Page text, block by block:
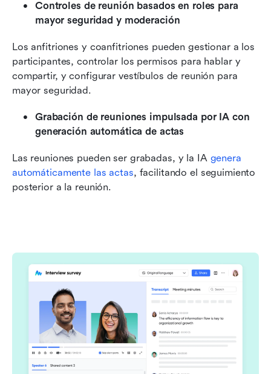
Controles de reunión basados en roles para
mayor seguridad y moderación
Los anfitriones y coanfitriones pueden gestionar a los
participantes, controlar los permisos para hablar y
compartir, y configurar vestíbulos de reunión para
mayor seguridad.
Grabación de reuniones impulsada por IA con
generación automática de actas
Las reuniones pueden ser grabadas, y la IA genera
automáticamente las actas, facilitando el seguimiento
posterior a la reunión.